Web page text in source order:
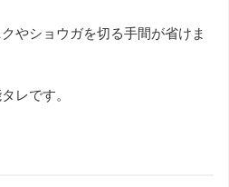
やショウガを切る手間が省けま
レです。